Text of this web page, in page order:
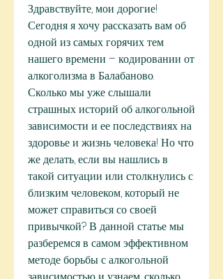
Здравствуйте, мои дорогие!
Сегодня я хочу рассказать вам об
одной из самых горячих тем
нашего времени – кодировании от
алкоголизма в Балабаново.
Сколько мы уже слышали
страшных историй об алкогольной
зависимости и ее последствиях на
здоровье и жизнь человека! Но что
же делать, если вы нашлись в
такой ситуации или столкнулись с
близким человеком, который не
может справиться со своей
привычкой? В данной статье мы
разберемся в самом эффективном
методе борьбы с алкогольной